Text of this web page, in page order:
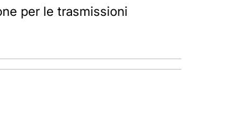
per le trasmissioni